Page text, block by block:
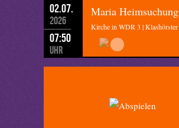
02.07.
2026
07:50
Uhr
Maria Heimsuchung
Kirche in WDR 3 | Klashörster